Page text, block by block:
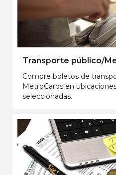
Transporte público/
Compre boletos de
MetroCards en
seleccionadas.